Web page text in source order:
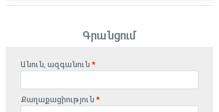
Գրանցում
Անուն, ազգանուն
Քաղաքացիություն